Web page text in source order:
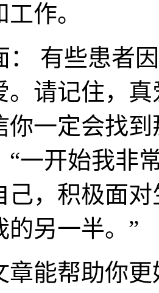
作。
： 有些患者
。请记住，
你一定会找
“一开始我非
己，积极面
的另一半。”
章能帮助你